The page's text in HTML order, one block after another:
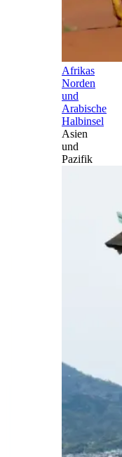
Afrikas
Norden
und
Arabische
Halbinsel
Asien
und
Pazifik